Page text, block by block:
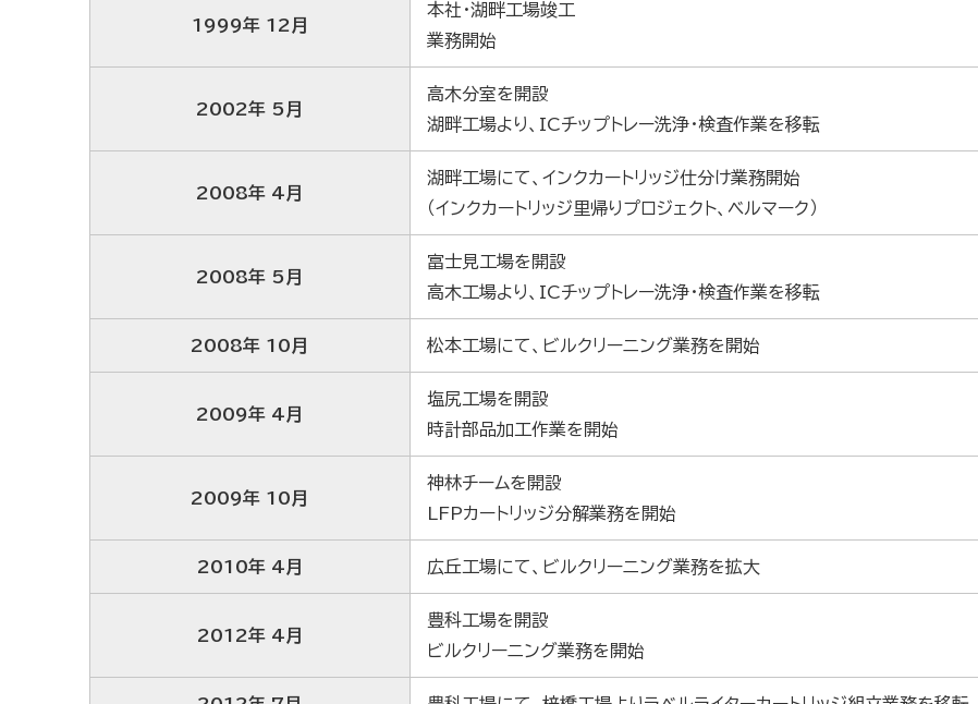
1999年 12月
本社・湖畔工場竣工
業務開始
2002年 5月
高木分室を開設
湖畔工場より、ICチップトレー洗浄・検査作業を移転
2008年 4月
湖畔工場にて、インクカートリッジ仕分け業務開始
（インクカートリッジ里帰りプロジェクト、ベルマーク）
2008年 5月
富士見工場を開設
高木工場より、ICチップトレー洗浄・検査作業を移転
2008年 10月 松本工場にて、ビルクリーニング業務を開始
2009年 4月
塩尻工場を開設
時計部品加工作業を開始
2009年 10月
神林チームを開設
LFPカートリッジ分解業務を開始
2010年 4月 広丘工場にて、ビルクリーニング業務を拡大
2012年 4月
豊科工場を開設
ビルクリーニング業務を開始